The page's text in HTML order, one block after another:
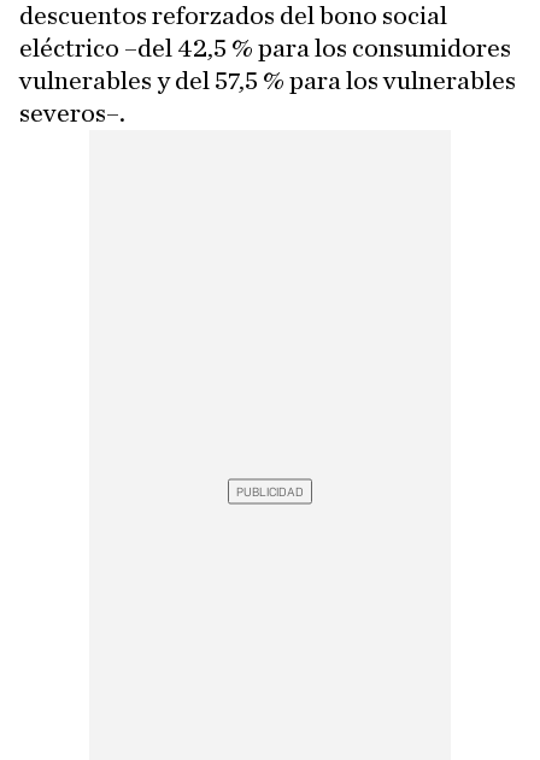
descuentos reforzados del bono social
eléctrico –del 42,5 % para los consumidores
vulnerables y del 57,5 % para los vulnerables
severos–.